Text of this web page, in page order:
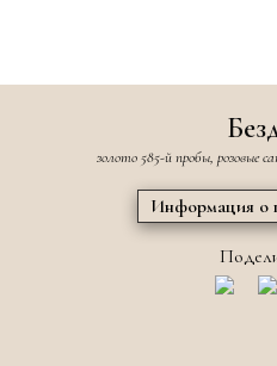
золото 585-й пробы, розовые
Информация о